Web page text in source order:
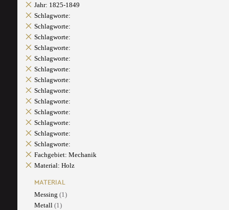
Jahr: 1825-1849
Schlagworte:
Schlagworte:
Schlagworte:
Schlagworte:
Schlagworte:
Schlagworte:
Schlagworte:
Schlagworte:
Schlagworte:
Schlagworte:
Schlagworte:
Schlagworte:
Schlagworte:
Fachgebiet: Mechanik
Material: Holz
MATERIAL
Messing (1)
Metall (1)